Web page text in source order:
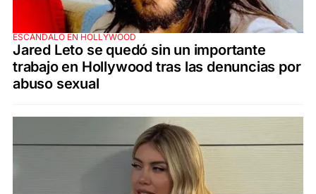
ESCÁNDALO EN HOLLYWOOD
Jared Leto se quedó sin un importante
trabajo en Hollywood tras las denuncias por
abuso sexual